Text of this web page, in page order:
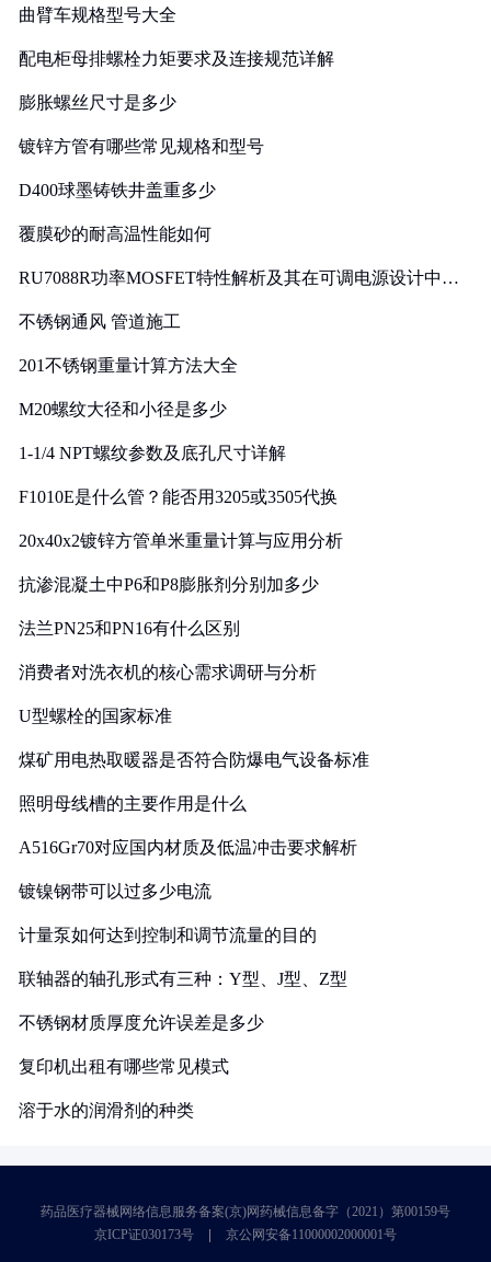
曲臂车规格型号大全
配电柜母排螺栓力矩要求及连接规范详解
膨胀螺丝尺寸是多少
镀锌方管有哪些常见规格和型号
D400球墨铸铁井盖重多少
覆膜砂的耐高温性能如何
RU7088R功率MOSFET特性解析及其在可调电源设计中的
不锈钢通风 管道施工
201不锈钢重量计算方法大全
M20螺纹大径和小径是多少
1-1/4 NPT螺纹参数及底孔尺寸详解
F1010E是什么管？能否用3205或3505代换
20x40x2镀锌方管单米重量计算与应用分析
抗渗混凝土中P6和P8膨胀剂分别加多少
法兰PN25和PN16有什么区别
消费者对洗衣机的核心需求调研与分析
U型螺栓的国家标准
煤矿用电热取暖器是否符合防爆电气设备标准
照明母线槽的主要作用是什么
A516Gr70对应国内材质及低温冲击要求解析
镀镍钢带可以过多少电流
计量泵如何达到控制和调节流量的目的
联轴器的轴孔形式有三种：Y型、J型、Z型
不锈钢材质厚度允许误差是多少
复印机出租有哪些常见模式
溶于水的润滑剂的种类
药品医疗器械网络信息服务备案(京)网药械信息备字（2021）第00159号
京ICP证030173号
京公网安备11000002000001号